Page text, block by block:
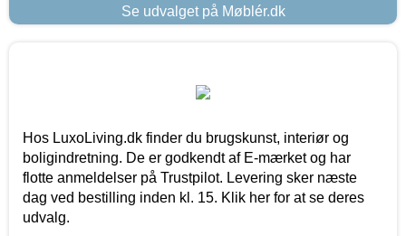
Se udvalget på Møblér.dk
Hos LuxoLiving.dk finder du brugskunst, interiør og
boligindretning. De er godkendt af E-mærket og har
flotte anmeldelser på Trustpilot. Levering sker næste
dag ved bestilling inden kl. 15. Klik her for at se deres
udvalg.